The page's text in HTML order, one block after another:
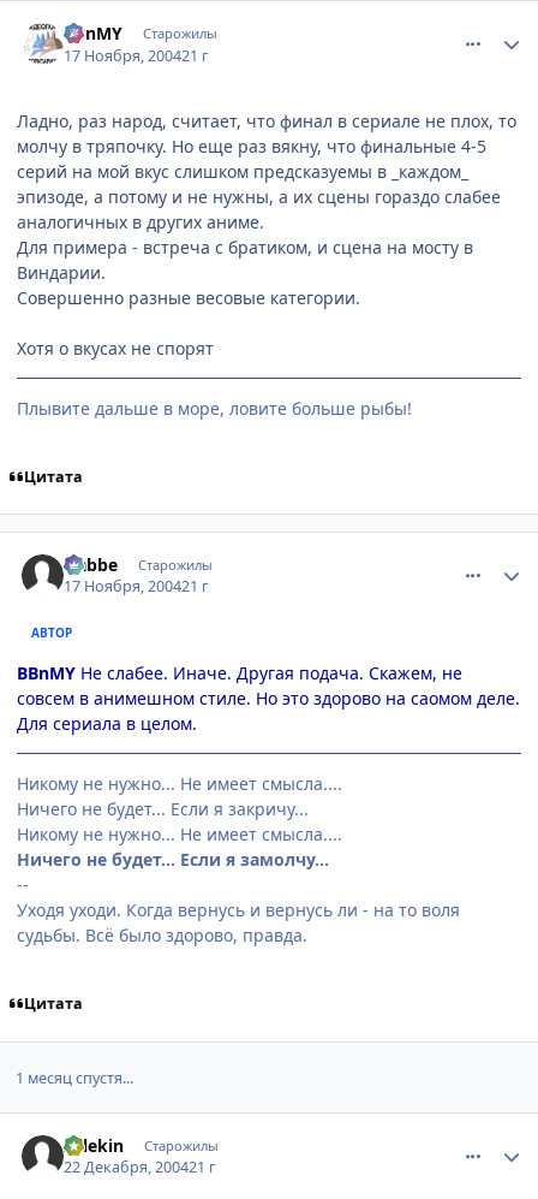
BBnMY Старожилы
17 Ноября, 200421 г
Ладно, раз народ, считает, что финал в сериале не плох, то
молчу в тряпочку. Но еще раз вякну, что финальные 4-5
серий на мой вкус слишком предсказуемы в _каждом_
эпизоде, а потому и не нужны, а их сцены гораздо слабее
аналогичных в других аниме.
Для примера - встреча с братиком, и сцена на мосту в
Виндарии.
Совершенно разные весовые категории.
Хотя о вкусах не спорят
Плывите дальше в море, ловите больше рыбы!
Цитата
Nabbe Старожилы
17 Ноября, 200421 г
АВТОР
BBnMY Не слабее. Иначе. Другая подача. Скажем, не
совсем в анимешном стиле. Но это здорово на саомом деле.
Для сериала в целом.
Никому не нужно... Не имеет смысла....
Ничего не будет... Если я закричу...
Никому не нужно... Не имеет смысла....
Ничего не будет... Если я замолчу...
--
Уходя уходи. Когда вернусь и вернусь ли - на то воля
судьбы. Всё было здорово, правда.
Цитата
1 месяц спустя...
Arlekin Старожилы
22 Декабря, 200421 г